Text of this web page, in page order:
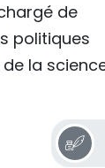
de
politiques
la